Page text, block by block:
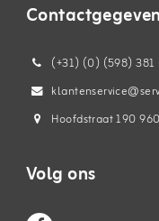
(+31) (0) (598) 381
Hoofdstraat 190
Volg ons